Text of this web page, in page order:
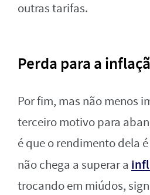
outras tarifas.
Perda para a
Por fim, mas não menos
terceiro motivo para
é que o rendimento dela
não chega a superar a
trocando em miúdos,